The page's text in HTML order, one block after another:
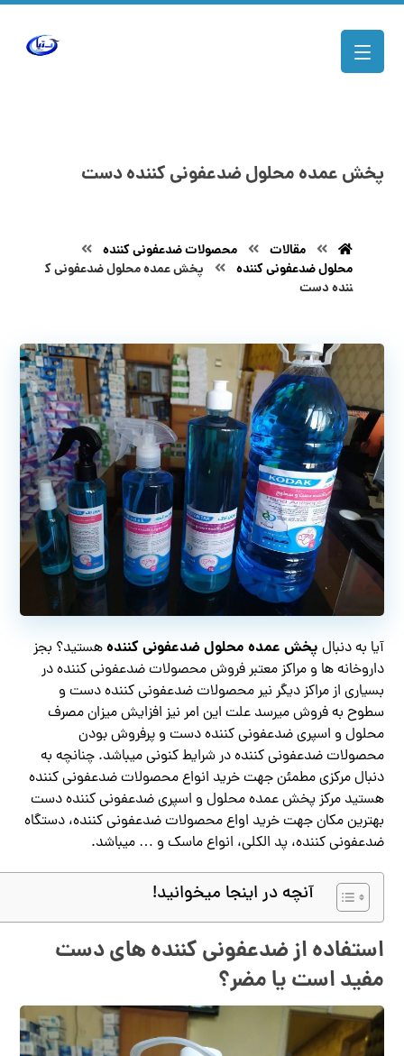
پخش عمده محلول ضدعفونی کننده دست
مقالات
محصولات ضدعفونی کننده
محلول ضدعفونی کننده
پخش عمده محلول ضدعفونی ک
ننده دست
آیا به دنبال پخش عمده محلول ضدعفونی کنندههستید؟ بجز
داروخانه ها و مراکز معتبر فروش محصولات ضدعفونی کننده در
بسیاری از مراکز دیگر نیر محصولات ضدعفونی کننده دست و
سطوح به فروش میرسد علت این امر نیز افزایش میزان مصرف
محلول و اسپری ضدعفونی کننده دست و پرفروش بودن
محصولات ضدعفونی کننده در شرایط کنونی میباشد. چنانچه به
دنبال مرکزی مطمئن جهت خرید انواع محصولات ضدعفونی کننده
هستید مرکز پخش عمده محلول و اسپری ضدعفونی کننده دست
بهترین مکان جهت خرید اواع محصولات ضدعفونی کننده، دستگاه
ضدعفونی کننده، پد الکلی، انواع ماسک و … میباشد.
آنچه در اینجا میخوانید!
استفاده از ضدعفونی کننده های دست
مفید است یا مضر؟